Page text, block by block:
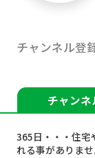
チャンネル登
チャンネ
365日・・・住宅
れる事がありま